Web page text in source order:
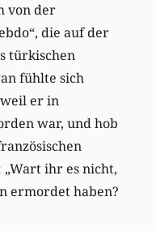
von der
die auf der
türkischen
fühlte sich
er in
war, und hob
ihr es nicht,
ermordet haben?